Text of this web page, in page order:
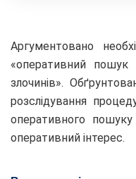
Аргументовано
«оперативний пошук
злочинів».
розслідування
оперативного
оперативний інтерес.